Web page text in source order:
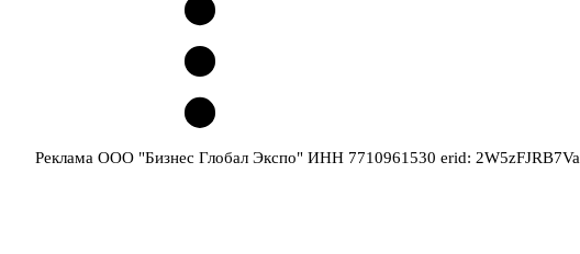
Реклама ООО "Бизнес Глобал Экспо" ИНН 7710961530 erid: 2W5zFJRB7Va